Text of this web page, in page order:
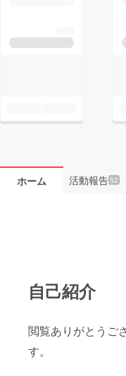
ホーム 活動報告52
自己紹介
閲覧ありがとうご
す。